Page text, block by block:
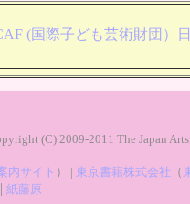
(国際子ども芸術財団）
(C) 2009-2011 The Japan
内サイト ） | 東京書籍株式会社 （
| 紙藤原